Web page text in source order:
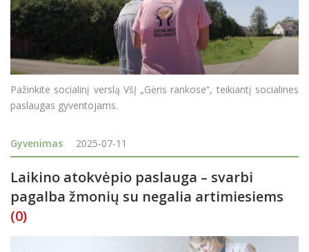
Pažinkite socialinį verslą VšĮ „Gėris rankose“, teikiantį socialines
paslaugas gyventojams.
Gyvenimas 2025-07-11
Laikino atokvėpio paslauga – svarbi
pagalba žmonių su negalia artimiesiems
(0)